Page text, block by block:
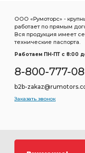
ООО «Румоторс» -
работает по прямым
Вся продукция имеет
технические паспорта.
Работаем ПН-ПТ c 8:00
8-800-777-
b2b-
Заказать звонок